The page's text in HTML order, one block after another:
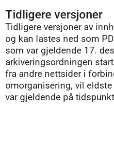
Tidligere versjoner
Tidligere versjoner av
og kan lastes ned som
som var gjeldende 17.
arkiveringsordningen
fra andre nettsider i
omorganisering, vil
var gjeldende på